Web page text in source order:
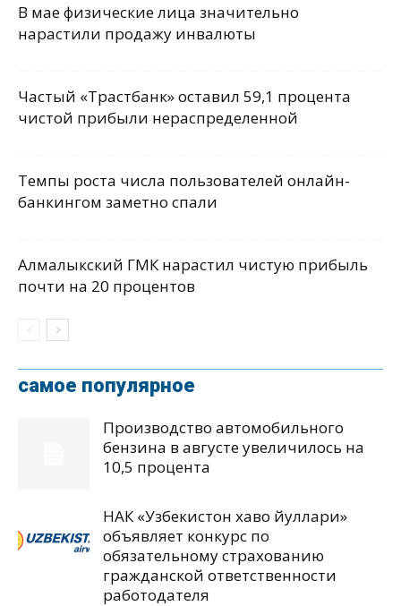
В мае физические лица значительно
нарастили продажу инвалюты
Частый «Трастбанк» оставил 59,1 процента
чистой прибыли нераспределенной
Темпы роста числа пользователей онлайн-
банкингом заметно спали
Алмалыкский ГМК нарастил чистую прибыль
почти на 20 процентов
самое популярное
Производство автомобильного
бензина в августе увеличилось на
10,5 процента
НАК «Узбекистон хаво йуллари»
объявляет конкурс по
обязательному страхованию
гражданской ответственности
работодателя